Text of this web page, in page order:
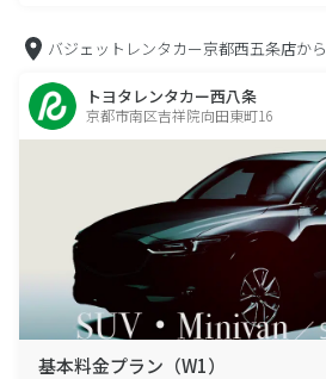
バジェットレンタカー京都西五条店から
トヨタレンタカー西八条
京都市南区吉祥院向田東町16
基本料金プラン（W1）